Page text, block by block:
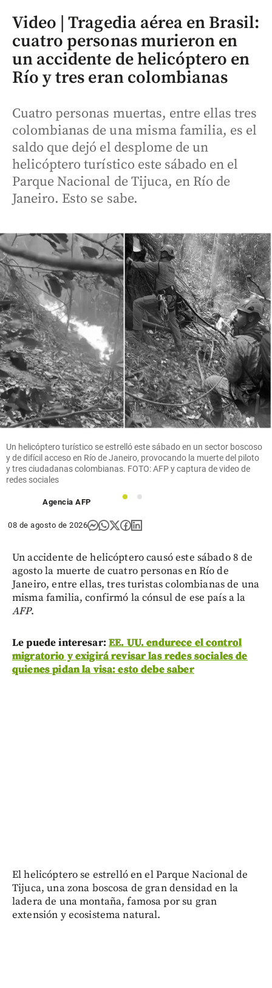
Video | Tragedia aérea en Brasil:
cuatro personas murieron en
un accidente de helicóptero en
Río y tres eran colombianas
Cuatro personas muertas, entre ellas tres
colombianas de una misma familia, es el
saldo que dejó el desplome de un
helicóptero turístico este sábado en el
Parque Nacional de Tijuca, en Río de
Janeiro. Esto se sabe.
Un helicóptero turístico se estrelló este sábado en un sector boscoso
y de difícil acceso en Río de Janeiro, provocando la muerte del piloto
y tres ciudadanas colombianas. FOTO: AFP y captura de video de
redes sociales
1 2
Agencia AFP
08 de agosto de 2026
Un accidente de helicóptero causó este sábado 8 de
agosto la muerte de cuatro personas en Río de
Janeiro, entre ellas, tres turistas colombianas de una
misma familia, confirmó la cónsul de ese país a la
AFP.
Le puede interesar: EE. UU. endurece el control
migratorio y exigirá revisar las redes sociales de
quienes pidan la visa: esto debe saber
El helicóptero se estrelló en el Parque Nacional de
Tijuca, una zona boscosa de gran densidad en la
ladera de una montaña, famosa por su gran
extensión y ecosistema natural.